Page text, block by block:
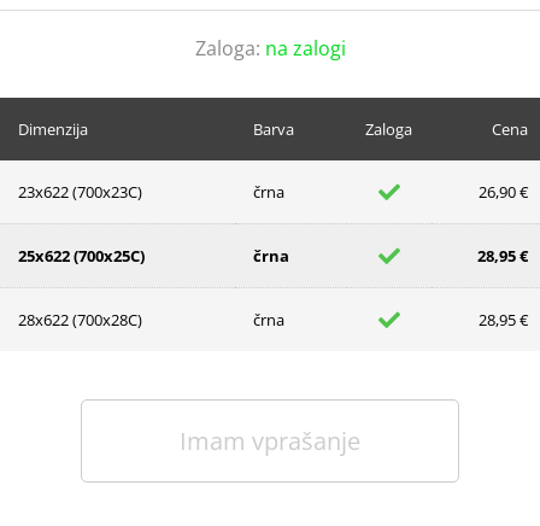
Zaloga: na zalogi
Dimenzija Barva Zaloga Cena
23x622 (700x23C) črna 26,90 €
25x622 (700x25C) črna 28,95 €
28x622 (700x28C) črna 28,95 €
Imam vprašanje